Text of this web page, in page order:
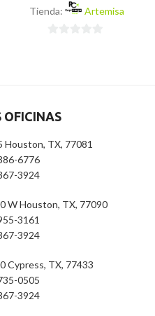
Tienda:
Artemisa
OFICINAS
Houston, TX, 77081
6776
3924
W Houston, TX, 77090
3161
3924
Cypress, TX, 77433
0505
3924